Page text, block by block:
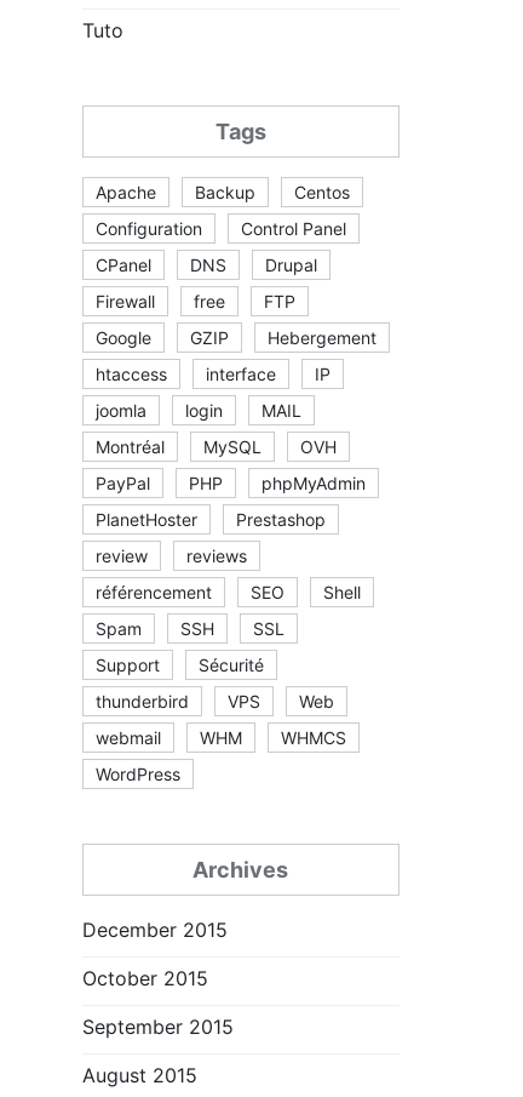
Tuto
Tags
Apache Backup
Centos
Configuration
Control Panel
CPanel
DNS
Drupal
Firewall
free
FTP
Google
GZIP
Hebergement
htaccess
interface
IP
joomla
login
MAIL
Montréal
MySQL
OVH
PayPal
PHP
phpMyAdmin
PlanetHoster
Prestashop
review
reviews
référencement
SEO
Shell
Spam
SSH
SSL
Support
Sécurité
thunderbird
VPS
Web
webmail
WHM
WHMCS
WordPress
Archives
December 2015
October 2015
September 2015
August 2015